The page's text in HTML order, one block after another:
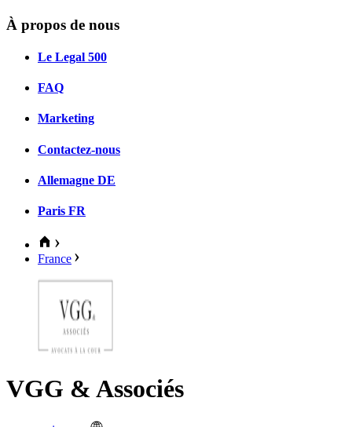
À propos de nous
Le Legal 500
FAQ
Marketing
Contactez-nous
Allemagne DE
Paris FR
France
VGG & Associés